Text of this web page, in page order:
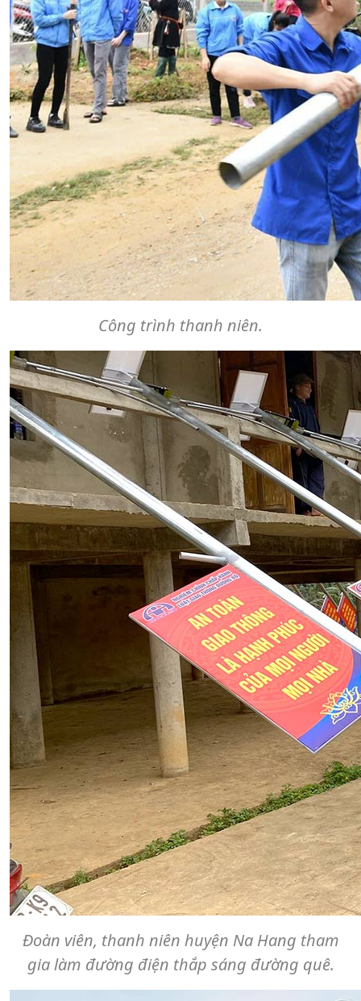
Công trình thanh niên.
Đoàn viên, thanh niên huyện Na Hang tham
gia làm đường điện thắp sáng đường quê.